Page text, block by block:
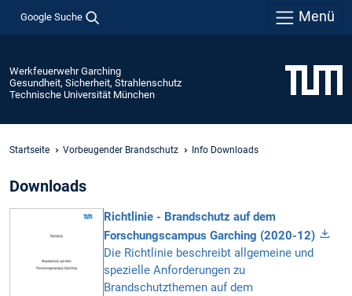
Google Suche Menü
Werkfeuerwehr Garching
Gesundheit, Sicherheit, Strahlenschutz
Technische Universität München
Startseite Vorbeugender Brandschutz Info Downloads
Downloads
Richtlinie - Brandschutz auf dem
Forschungscampus Garching (2020-12)
Die Richtlinie beschreibt allgemeine und
spezielle Anforderungen zu
Brandschutzthemen auf dem